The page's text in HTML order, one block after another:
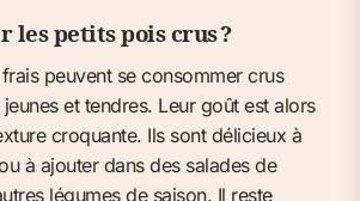
les petits pois crus ?
peuvent se consommer crus
jeunes et tendres. Leur goût est alors
croquante. Ils sont délicieux à
à ajouter dans des salades de
légumes de saison. Il reste